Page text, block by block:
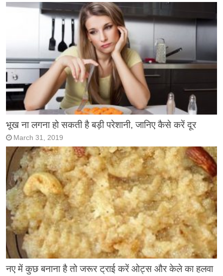
भूख ना लगना हो सकती है बड़ी परेशानी, जानिए कैसे करें दूर
March 31, 2019
नए में कुछ बनाना है तो जरूर ट्राई करें ओट्स और केले का हलवा